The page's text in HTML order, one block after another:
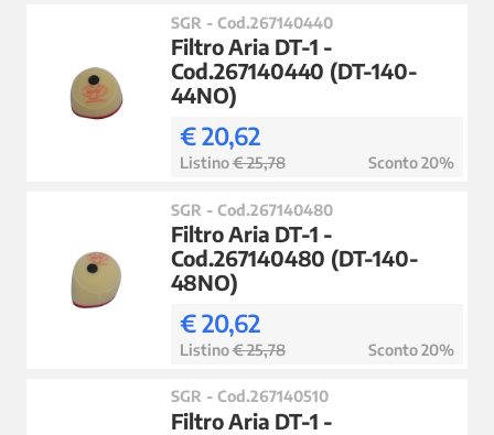
SGR - Cod.267140440
Filtro Aria DT-1 -
Cod.267140440 (DT-140-
44NO)
€ 20,62
Listino€ 25,78 Sconto 20%
SGR - Cod.267140480
Filtro Aria DT-1 -
Cod.267140480 (DT-140-
48NO)
€ 20,62
Listino€ 25,78 Sconto 20%
SGR - Cod.267140510
Filtro Aria DT-1 -